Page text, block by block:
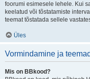
foorumi esimesele lehele. Kui
keelatud või tõstatamiste
teemat tõstatada sellele
Üles
Vormindamine ja
Mis on BBkood?